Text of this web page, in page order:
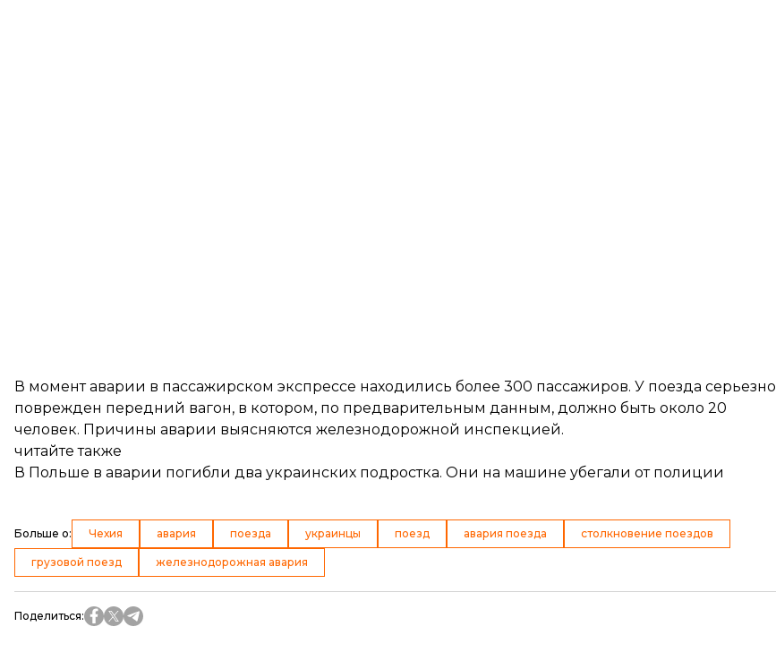
В момент аварии в пассажирском экспрессе находились более 300 пассажиров. У поезда серьезно
поврежден передний вагон, в котором, по предварительным данным, должно быть около 20
человек. Причины аварии выясняются железнодорожной инспекцией.
читайте также
В Польше в аварии погибли два украинских подростка. Они на машине убегали от полиции
Больше о: Чехия авария поезда украинцы поезд авария поезда столкновение поездов
грузовой поезд железнодорожная авария
Поделиться: